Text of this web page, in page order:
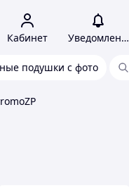
Кабинет Уведомления
подушки с фото